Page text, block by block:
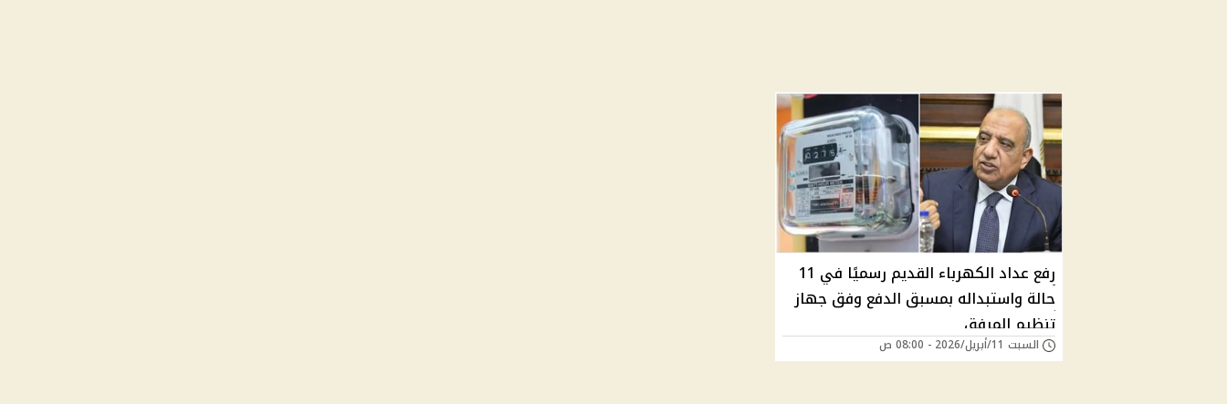
رفع عداد الكهرباء القديم رسميًا في 11
حالة واستبداله بمسبق الدفع وفق جهاز
تنظيم المرفق
السبت 11/أبريل/2026 - 08:00 ص